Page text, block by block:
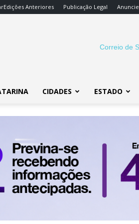
Edições Anteriores Publicação Legal Anuncie
CIDADES ESTADO